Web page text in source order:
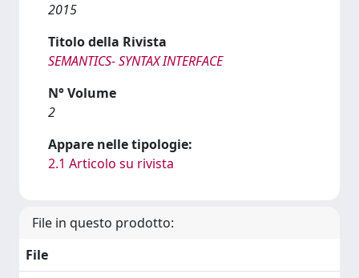
2015
Titolo della Rivista
SEMANTICS- SYNTAX INTERFACE
N° Volume
2
Appare nelle tipologie:
2.1 Articolo su rivista
File in questo prodotto:
File